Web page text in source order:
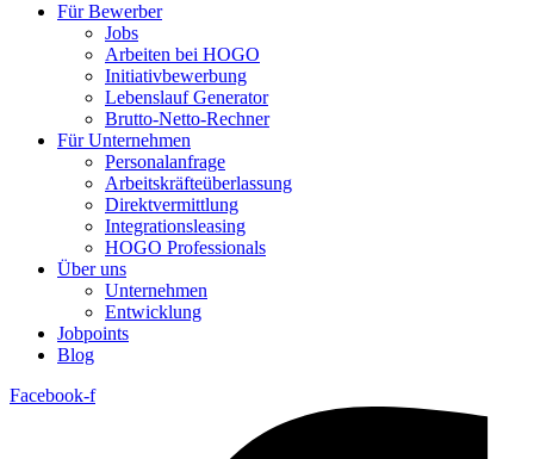
Für Bewerber
Jobs
Arbeiten bei HOGO
Initiativbewerbung
Lebenslauf Generator
Brutto-Netto-Rechner
Für Unternehmen
Personalanfrage
Arbeitskräfteüberlassung
Direktvermittlung
Integrationsleasing
HOGO Professionals
Über uns
Unternehmen
Entwicklung
Jobpoints
Blog
Facebook-f